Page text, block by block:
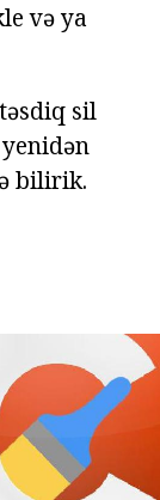
və ya
sil
bilirik.